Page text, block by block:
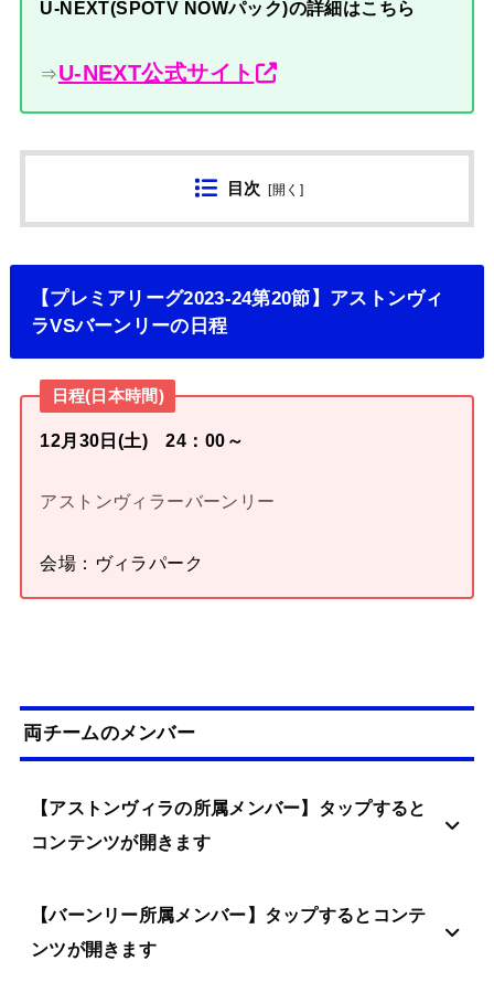
U-NEXT(SPOTV NOWパック)の詳細はこちら
⇒U-NEXT公式サイト
目次 [開く ]
【プレミアリーグ2023-24第20節】アストンヴィ
ラVSバーンリーの日程
日程(日本時間)
12月30日(土) 24：00～
アストンヴィラーバーンリー
会場：ヴィラパーク
両チームのメンバー
【アストンヴィラの所属メンバー】タップすると
コンテンツが開きます
【バーンリー所属メンバー】タップするとコンテ
ンツが開きます